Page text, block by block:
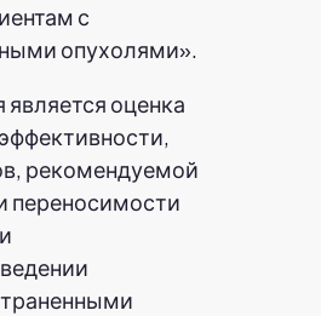
с
опухолями».
оценка
рекомендуемой
переносимости